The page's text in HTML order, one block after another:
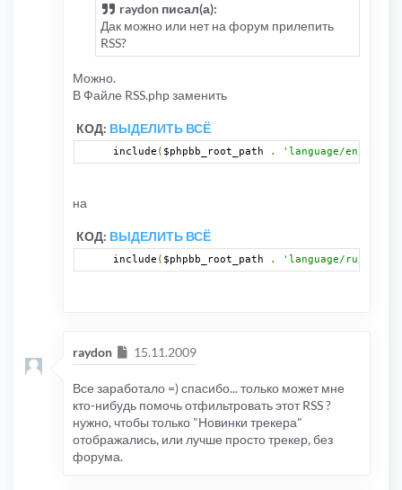
raydon писал(а):
Дак можно или нет на форум прилепить
RSS?
Можно.
В Файле RSS.php заменить
КОД: ВЫДЕЛИТЬ ВСЁ
include ( $phpbb_root_path . 'language/en/
на
КОД: ВЫДЕЛИТЬ ВСЁ
include ( $phpbb_root_path . 'language/ru/
raydon Сообщение
15.11.2009
Все заработало =) спасибо... только может мне
кто-нибудь помочь отфильтровать этот RSS ?
нужно, чтобы только "Новинки трекера"
отображались, или лучше просто трекер, без
форума.